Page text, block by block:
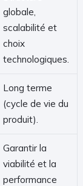
globale,
scalabilité et
choix
technologiques.
Long terme
(cycle de vie du
produit).
Garantir la
viabilité et la
performance